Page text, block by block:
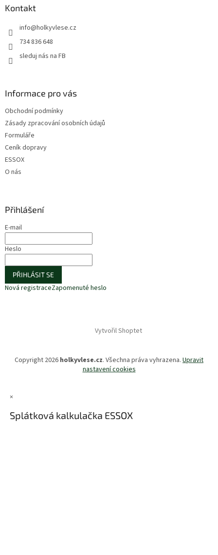
Kontakt
info@holkyvlese.cz
734 836 648
sleduj nás na FB
Informace pro vás
Obchodní podmínky
Zásady zpracování osobních údajů
Formuláře
Ceník dopravy
ESSOX
O nás
Přihlášení
E-mail
Heslo
PŘIHLÁSIT SE
Nová registraceZapomenuté heslo
Vytvořil Shoptet
Copyright 2026 holkyvlese.cz. Všechna práva vyhrazena. Upravit
nastavení cookies
×
Splátková kalkulačka ESSOX